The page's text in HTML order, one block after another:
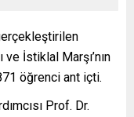
İstiklal Marşı’nın
öğrenci ant içti.
Prof. Dr.